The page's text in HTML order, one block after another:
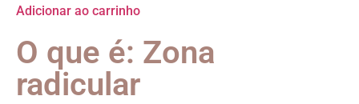
Adicionar ao carrinho
O que é: Zona
radicular